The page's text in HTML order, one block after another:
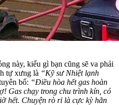
này, kiểu gì bạn cũng sẽ va phải
tự xưng là “Kỹ sư Nhiệt lạnh
bố: “Điều hòa hết gas hoàn
Gas chạy trong chu trình kín, có
hết. Chuyện rò rỉ là cực kỳ hãn